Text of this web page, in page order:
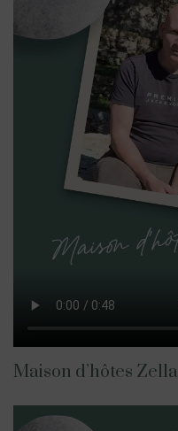
Maison d’hôtes Zella